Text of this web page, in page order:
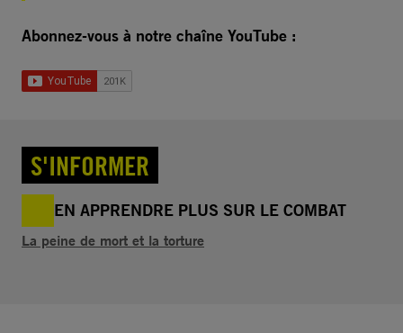
Abonnez-vous à notre chaîne YouTube :
S'INFORMER
EN APPRENDRE PLUS SUR LE COMBAT
La peine de mort et la torture